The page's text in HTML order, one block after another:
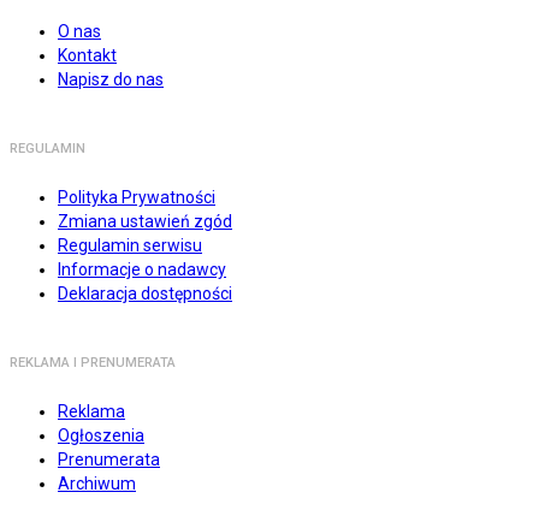
O nas
Kontakt
Napisz do nas
REGULAMIN
Polityka Prywatności
Zmiana ustawień zgód
Regulamin serwisu
Informacje o nadawcy
Deklaracja dostępności
REKLAMA I PRENUMERATA
Reklama
Ogłoszenia
Prenumerata
Archiwum